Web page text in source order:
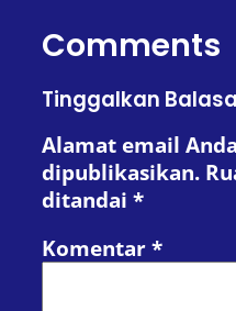
Comments
Tinggalkan
Alamat email
dipublikasikan.
ditandai *
Komentar *